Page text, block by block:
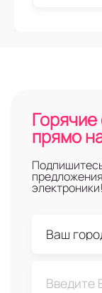
прямо
электроники!